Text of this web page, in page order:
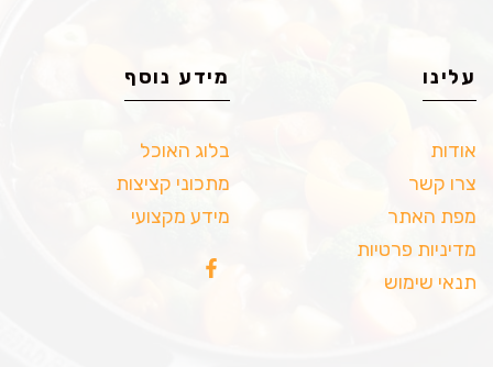
עלינו
אודות
צרו קשר
מפת האתר
מדיניות פרטיות
תנאי שימוש
מידע נוסף
בלוג האוכל
מתכוני קציצות
מידע מקצועי